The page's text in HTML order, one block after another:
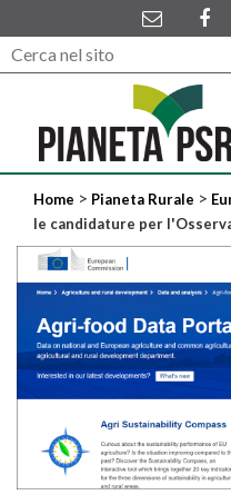
Home > Pianeta Rurale >
le candidature per